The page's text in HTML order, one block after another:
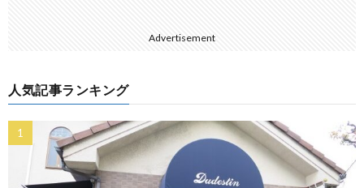
Advertisement
人気記事ランキング